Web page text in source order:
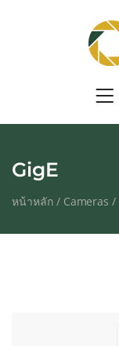
GigE
หน้าหลัก/ Cameras /